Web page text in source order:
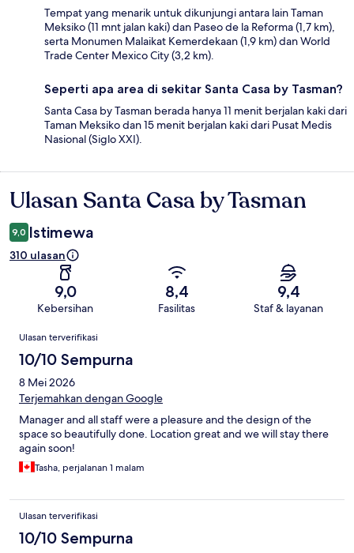
Tempat yang menarik untuk dikunjungi antara lain Taman
Meksiko (11 mnt jalan kaki) dan Paseo de la Reforma (1,7 km),
serta Monumen Malaikat Kemerdekaan (1,9 km) dan World
Trade Center Mexico City (3,2 km).
Seperti apa area di sekitar Santa Casa by Tasman?
Santa Casa by Tasman berada hanya 11 menit berjalan kaki dari
Taman Meksiko dan 15 menit berjalan kaki dari Pusat Medis
Nasional (Siglo XXI).
Ulasan
Ulasan Santa Casa by Tasman
9,0 Istimewa
310 ulasan
9,0
Kebersihan
8,4
Fasilitas
9,4
Staf & layanan
Ulasan
Ulasan terverifikasi
10/10 Sempurna
8 Mei 2026
Terjemahkan dengan Google
Manager and all staff were a pleasure and the design of the
space so beautifully done. Location great and we will stay there
again soon!
Tasha, perjalanan 1 malam
Ulasan terverifikasi
10/10 Sempurna